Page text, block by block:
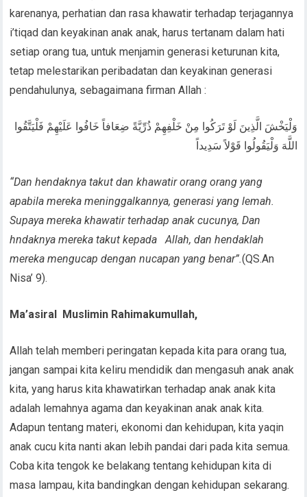
karenanya, perhatian dan rasa khawatir terhadap terjagannya
i’tiqad dan keyakinan anak anak, harus tertanam dalam hati
setiap orang tua, untuk menjamin generasi keturunan kita,
tetap melestarikan peribadatan dan keyakinan generasi
pendahulunya, sebagaimana firman Allah :
وَلْيَخْشَ الَّذِينَ لَوْ تَرَكُوا مِنْ خَلْفِهِمْ ذُرِّيَّةً ضِعَافاً خَافُوا عَلَيْهِمْ فَلْيَتَّقُوا
اللَّهَ وَلْيَقُولُوا قَوْلاً سَدِيداً
“Dan hendaknya takut dan khawatir orang orang yang
apabila mereka meninggalkannya, generasi yang lemah.
Supaya mereka khawatir terhadap anak cucunya, Dan
hndaknya mereka takut kepada Allah, dan hendaklah
mereka mengucap dengan nucapan yang benar”.(QS.An
Nisa’ 9).
Ma’asiral Muslimin Rahimakumullah,
Allah telah memberi peringatan kepada kita para orang tua,
jangan sampai kita keliru mendidik dan mengasuh anak anak
kita, yang harus kita khawatirkan terhadap anak anak kita
adalah lemahnya agama dan keyakinan anak anak kita.
Adapun tentang materi, ekonomi dan kehidupan, kita yaqin
anak cucu kita nanti akan lebih pandai dari pada kita semua.
Coba kita tengok ke belakang tentang kehidupan kita di
masa lampau, kita bandingkan dengan kehidupan sekarang.